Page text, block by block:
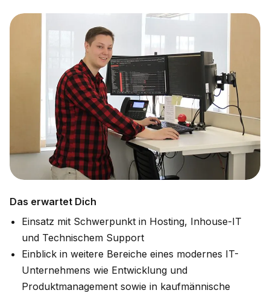
Das erwartet Dich
Einsatz mit Schwerpunkt in Hosting, Inhouse-IT
und Technischem Support
Einblick in weitere Bereiche eines modernes IT-
Unternehmens wie Entwicklung und
Produktmanagement sowie in kaufmännische